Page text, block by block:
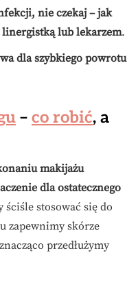
nie czekaj – jak
lub lekarzem.
dla szybkiego powrotu
– co robić, a
makijażu
dla ostatecznego
ściśle stosować się do
zapewnimy skórze
przedłużymy